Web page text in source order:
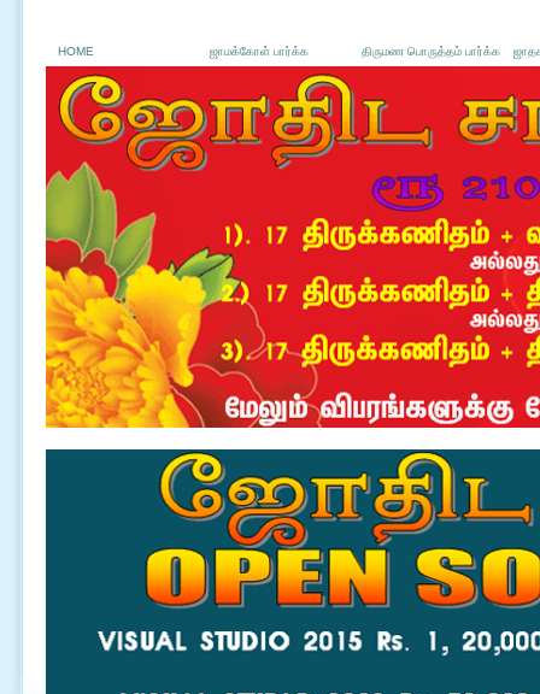
HOME ஜாமக்கோள் பார்க்க திருமண பொருத்தம் பார்க்க